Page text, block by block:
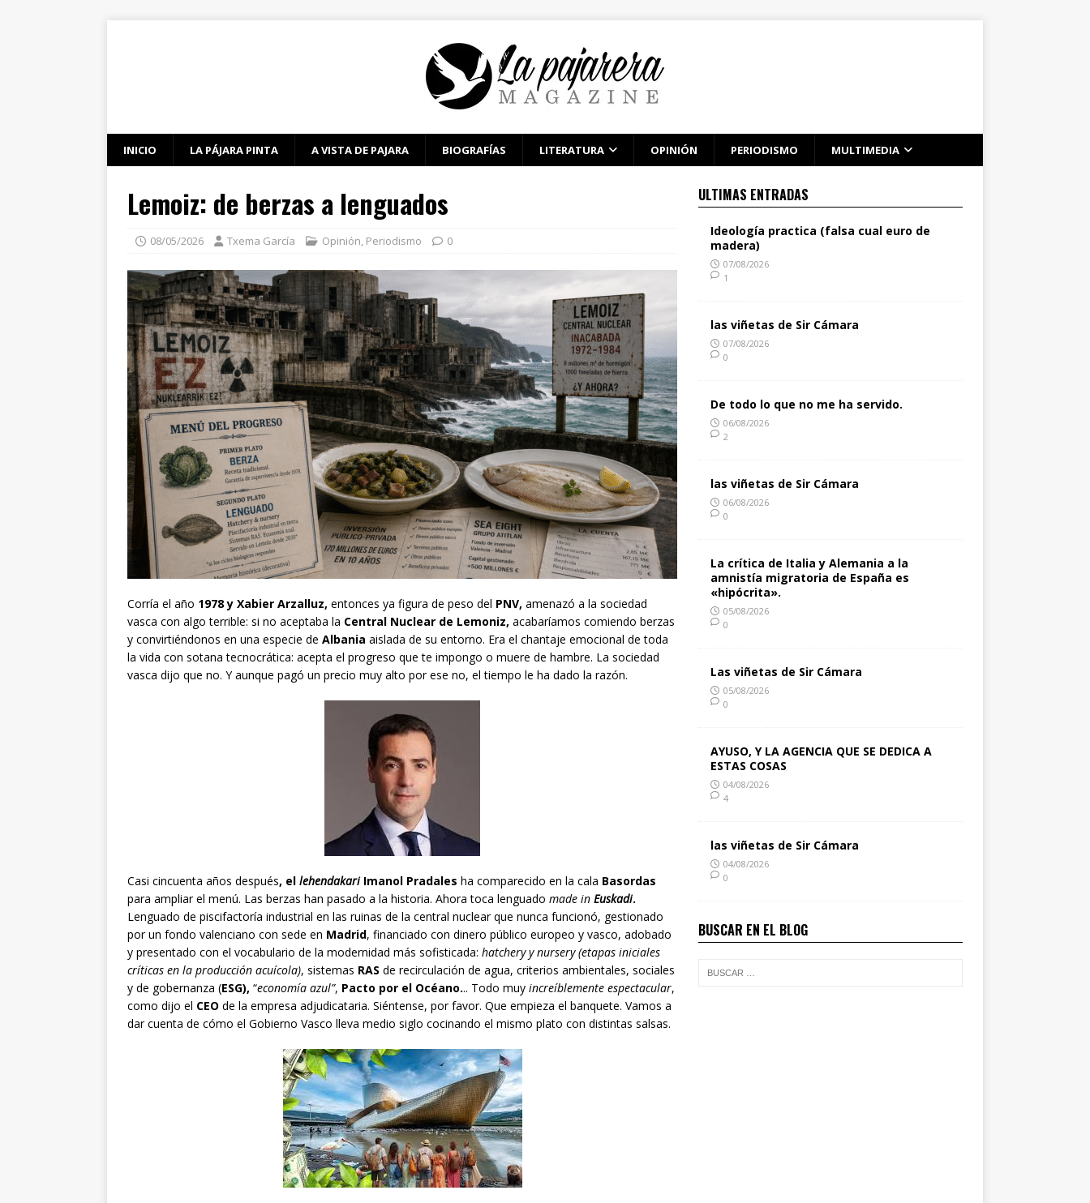
INICIO LA PÁJARA PINTA A VISTA DE PAJARA BIOGRAFÍAS LITERATURA OPINIÓN PERIODISMO MULTIMEDIA
Lemoiz: de berzas a lenguados
08/05/2026 Txema García Opinión, Periodismo 0
Corría el año 1978 y Xabier Arzalluz, entonces ya figura de peso del PNV, amenazó a la sociedad
vasca con algo terrible: si no aceptaba la Central Nuclear de Lemoniz, acabaríamos comiendo berzas
y convirtiéndonos en una especie de Albania aislada de su entorno. Era el chantaje emocional de toda
la vida con sotana tecnocrática: acepta el progreso que te impongo o muere de hambre. La sociedad
vasca dijo que no. Y aunque pagó un precio muy alto por ese no, el tiempo le ha dado la razón.
Casi cincuenta años después, el lehendakariImanol Pradales ha comparecido en la cala Basordas
para ampliar el menú. Las berzas han pasado a la historia. Ahora toca lenguado made in Euskadi.
Lenguado de piscifactoría industrial en las ruinas de la central nuclear que nunca funcionó, gestionado
por un fondo valenciano con sede en Madrid, financiado con dinero público europeo y vasco, adobado
y presentado con el vocabulario de la modernidad más sofisticada: hatcheryy nursery(etapas iniciales
críticas en la producción acuícola), sistemas RAS de recirculación de agua, criterios ambientales, sociales
y de gobernanza (ESG), “economía azul”, Pacto por el Océano... Todo muy increíblemente espectacular,
como dijo el CEO de la empresa adjudicataria. Siéntense, por favor. Que empieza el banquete. Vamos a
dar cuenta de cómo el Gobierno Vasco lleva medio siglo cocinando el mismo plato con distintas salsas.
ULTIMAS ENTRADAS
Ideología practica (falsa cual euro de
madera)
07/08/2026
1
las viñetas de Sir Cámara
07/08/2026
0
De todo lo que no me ha servido.
06/08/2026
2
las viñetas de Sir Cámara
06/08/2026
0
La crítica de Italia y Alemania a la
amnistía migratoria de España es
«hipócrita».
05/08/2026
0
Las viñetas de Sir Cámara
05/08/2026
0
AYUSO, Y LA AGENCIA QUE SE DEDICA A
ESTAS COSAS
04/08/2026
4
las viñetas de Sir Cámara
04/08/2026
0
BUSCAR EN EL BLOG